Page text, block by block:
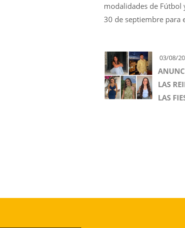
modalidades de Fútbol
30 de septiembre para
03/08/
LAS
LAS